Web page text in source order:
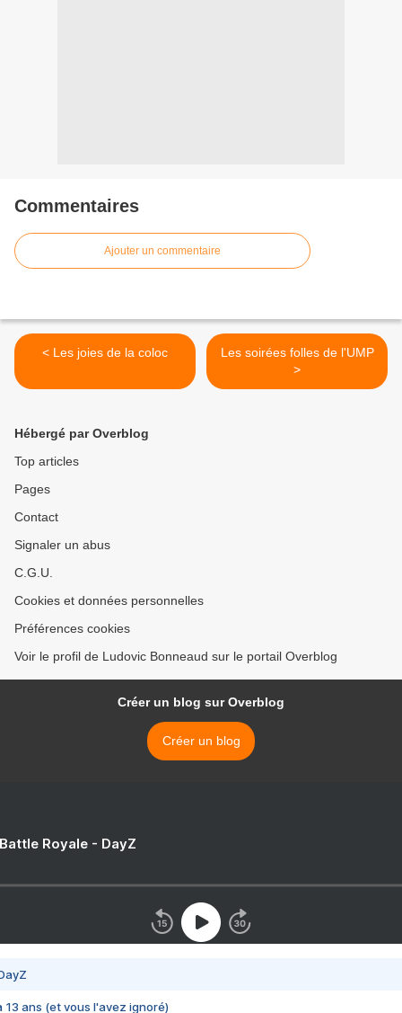
Commentaires
Ajouter un commentaire
< Les joies de la coloc
Les soirées folles de l'UMP
>
Hébergé par Overblog
Top articles
Pages
Contact
Signaler un abus
C.G.U.
Cookies et données personnelles
Préférences cookies
Voir le profil de Ludovic Bonneaud sur le portail Overblog
Créer un blog sur Overblog
Créer un blog
Royale - DayZ
13 ans (et vous l'avez ignoré)